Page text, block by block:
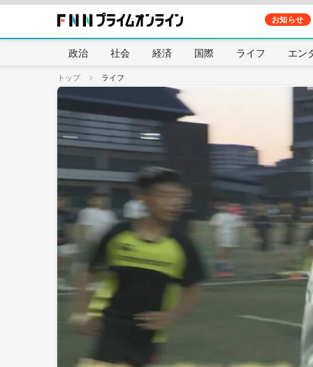
お知らせ
政治 社会 経済 国際 ライフ エン
トップ ライフ